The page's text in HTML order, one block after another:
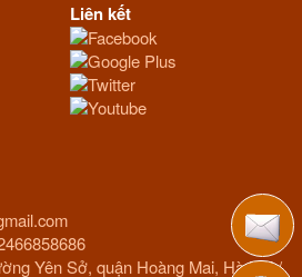
Liên kết
Facebook
Google Plus
Twitter
Youtube
Yên Sở, quận Hoàng Mai, Hà Nội /